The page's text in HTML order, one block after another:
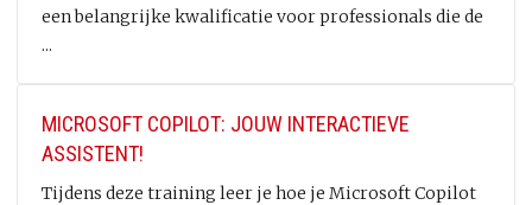
een belangrijke kwalificatie voor professionals die de
...
MICROSOFT COPILOT: JOUW INTERACTIEVE
ASSISTENT!
Tijdens deze training leer je hoe je Microsoft Copilot